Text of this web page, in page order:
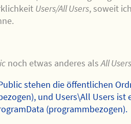
Users/All Users, soweit
noch etwas anderes alsAll
stehen die öffentlichen
und Users\All Users ist
(programmbezogen).